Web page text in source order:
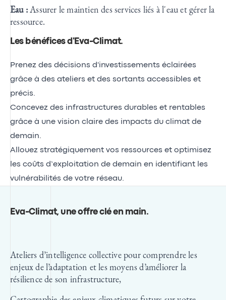
Eau :Assurer le maintien des services liés à l'eau et gérer la
ressource.
Les bénéfices d'Eva-Climat.
Prenez des décisions d'investissements éclairées
grâce à des ateliers et des sortants accessibles et
précis.
Concevez des infrastructures durables et rentables
grâce à une vision claire des impacts du climat de
demain.
Allouez stratégiquement vos ressources et optimisez
les coûts d’exploitation de demain en identifiant les
vulnérabilités de votre réseau.
Eva-Climat, une offre clé en main.
Ateliers d’intelligence collective pour comprendre les
enjeux de l’adaptation et les moyens d’améliorer la
résilience de son infrastructure,